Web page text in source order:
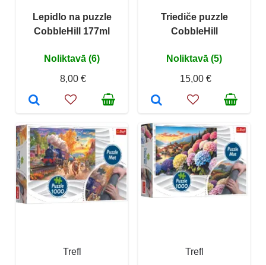
Lepidlo na puzzle
CobbleHill 177ml
Noliktavā (6)
8,00 €
Triediče puzzle
CobbleHill
Noliktavā (5)
15,00 €
Trefl Trefl